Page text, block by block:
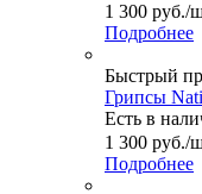
1 300 руб./
Подробнее
Быстрый
Грипсы
Есть в
1 300 руб./
Подробнее